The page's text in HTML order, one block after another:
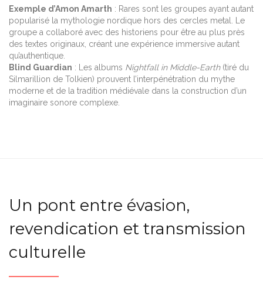
Exemple d’Amon Amarth : Rares sont les groupes ayant autant
popularisé la mythologie nordique hors des cercles metal. Le
groupe a collaboré avec des historiens pour être au plus près
des textes originaux, créant une expérience immersive autant
qu’authentique.
Blind Guardian : Les albums Nightfall in Middle-Earth(tiré du
Silmarillion de Tolkien) prouvent l’interpénétration du mythe
moderne et de la tradition médiévale dans la construction d’un
imaginaire sonore complexe.
Un pont entre évasion,
revendication et transmission
culturelle